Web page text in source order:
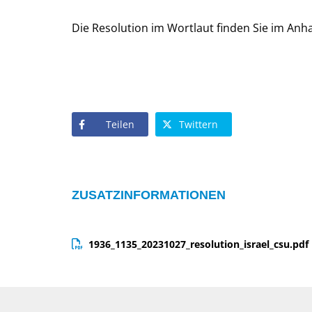
Die Resolution im Wortlaut finden Sie im
Teilen Twittern
ZUSATZINFORMATIONEN
1936_1135_20231027_resolution_israel_csu.pdf